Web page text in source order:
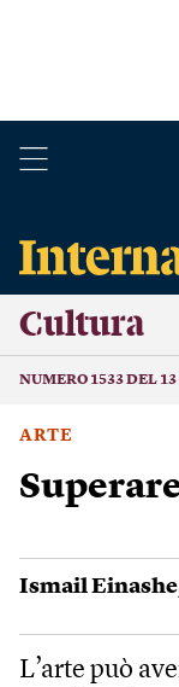
Cultura
NUMERO 1533 DEL
ARTE
Ismail Einashe
L’arte può